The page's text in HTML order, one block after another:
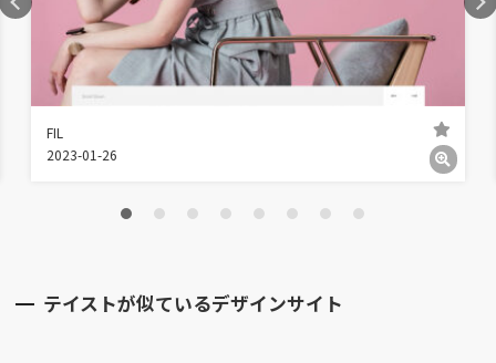
FIL
2023-01-26
テイストが似ているデザインサイト